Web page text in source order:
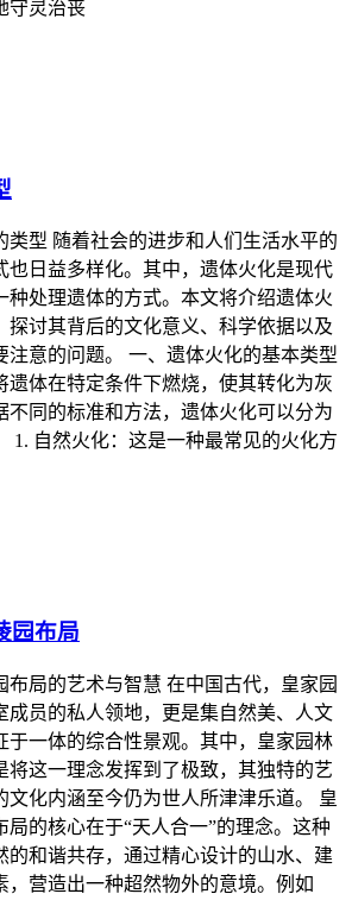
守灵治丧
类型 随着社会的进步和人们生活水平的
也日益多样化。其中，遗体火化是现代
种处理遗体的方式。本文将介绍遗体火
探讨其背后的文化意义、科学依据以及
注意的问题。 一、遗体火化的基本类型
遗体在特定条件下燃烧，使其转化为灰
不同的标准和方法，遗体火化可以分为
1. 自然火化：这是一种最常见的火化方
园布局
布局的艺术与智慧 在中国古代，皇家园
成员的私人领地，更是集自然美、人文
于一体的综合性景观。其中，皇家园林
将这一理念发挥到了极致，其独特的艺
文化内涵至今仍为世人所津津乐道。 皇
局的核心在于“天人合一”的理念。这种
的和谐共存，通过精心设计的山水、建
，营造出一种超然物外的意境。例如